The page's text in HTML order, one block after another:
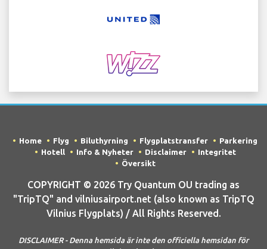
Home Flyg Biluthyrning Flygplatstransfer
Parkering
Hotell
Info & Nyheter Disclaimer
Integritet
Översikt
COPYRIGHT © 2026 Try Quantum OU trading as
"TripTQ" and vilniusairport.net (also known as TripTQ
Vilnius Flygplats) / All Rights Reserved.
DISCLAIMER - Denna hemsida är inte den officiella hemsidan för